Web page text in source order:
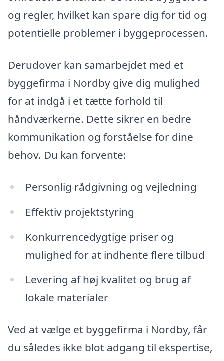
og regler, hvilket kan spare dig for tid og
potentielle problemer i byggeprocessen.
Derudover kan samarbejdet med et
byggefirma i Nordby give dig mulighed
for at indgå i et tætte forhold til
håndværkerne. Dette sikrer en bedre
kommunikation og forståelse for dine
behov. Du kan forvente:
Personlig rådgivning og vejledning
Effektiv projektstyring
Konkurrencedygtige priser og
mulighed for at indhente flere tilbud
Levering af høj kvalitet og brug af
lokale materialer
Ved at vælge et byggefirma i Nordby, får
du således ikke blot adgang til ekspertise,